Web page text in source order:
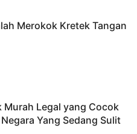
Merokok Kretek Tangan
Murah Legal yang Cocok
Yang Sedang Sulit